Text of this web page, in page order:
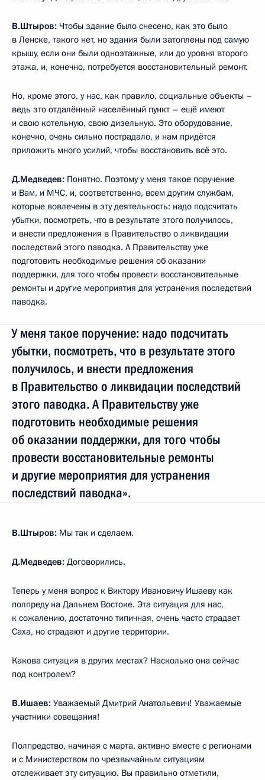
В.Штыров: Чтобы здание было снесено, как это было
в Ленске, такого нет, но здания были затоплены под самую
крышу, если они были одноэтажные, или до уровня второго
этажа, и, конечно, потребуется восстановительный ремонт.
Но, кроме этого, у нас, как правило, социальные объекты –
ведь это отдалённый населённый пункт – ещё имеют
и свою котельную, свою дизельную. Это оборудование,
конечно, очень сильно пострадало, и нам придётся
приложить много усилий, чтобы восстановить всё это.
Д.Медведев: Понятно. Поэтому у меня такое поручение
и Вам, и МЧС, и, соответственно, всем другим службам,
которые вовлечены в эту деятельность: надо подсчитать
убытки, посмотреть, что в результате этого получилось,
и внести предложения в Правительство о ликвидации
последствий этого паводка. А Правительству уже
подготовить необходимые решения об оказании
поддержки, для того чтобы провести восстановительные
ремонты и другие мероприятия для устранения последствий
паводка.
У меня такое поручение: надо подсчитать
убытки, посмотреть, что в результате этого
получилось, и внести предложения
в Правительство о ликвидации последствий
этого паводка. А Правительству уже
подготовить необходимые решения
об оказании поддержки, для того чтобы
провести восстановительные ремонты
и другие мероприятия для устранения
последствий паводка».
В.Штыров: Мы так и сделаем.
Д.Медведев: Договорились.
Теперь у меня вопрос к Виктору Ивановичу Ишаеву как
полпреду на Дальнем Востоке. Эта ситуация для нас,
к сожалению, достаточно типичная, очень часто страдает
Саха, но страдают и другие территории.
Какова ситуация в других местах? Насколько она сейчас
под контролем?
В.Ишаев: Уважаемый Дмитрий Анатольевич! Уважаемые
участники совещания!
Полпредство, начиная с марта, активно вместе с регионами
и с Министерством по чрезвычайным ситуациям
отслеживает эту ситуацию. Вы правильно отметили,